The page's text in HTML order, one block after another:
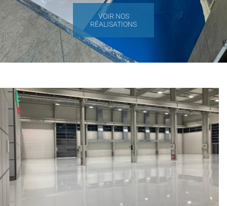
VOIR NOS
RÉALISATIONS